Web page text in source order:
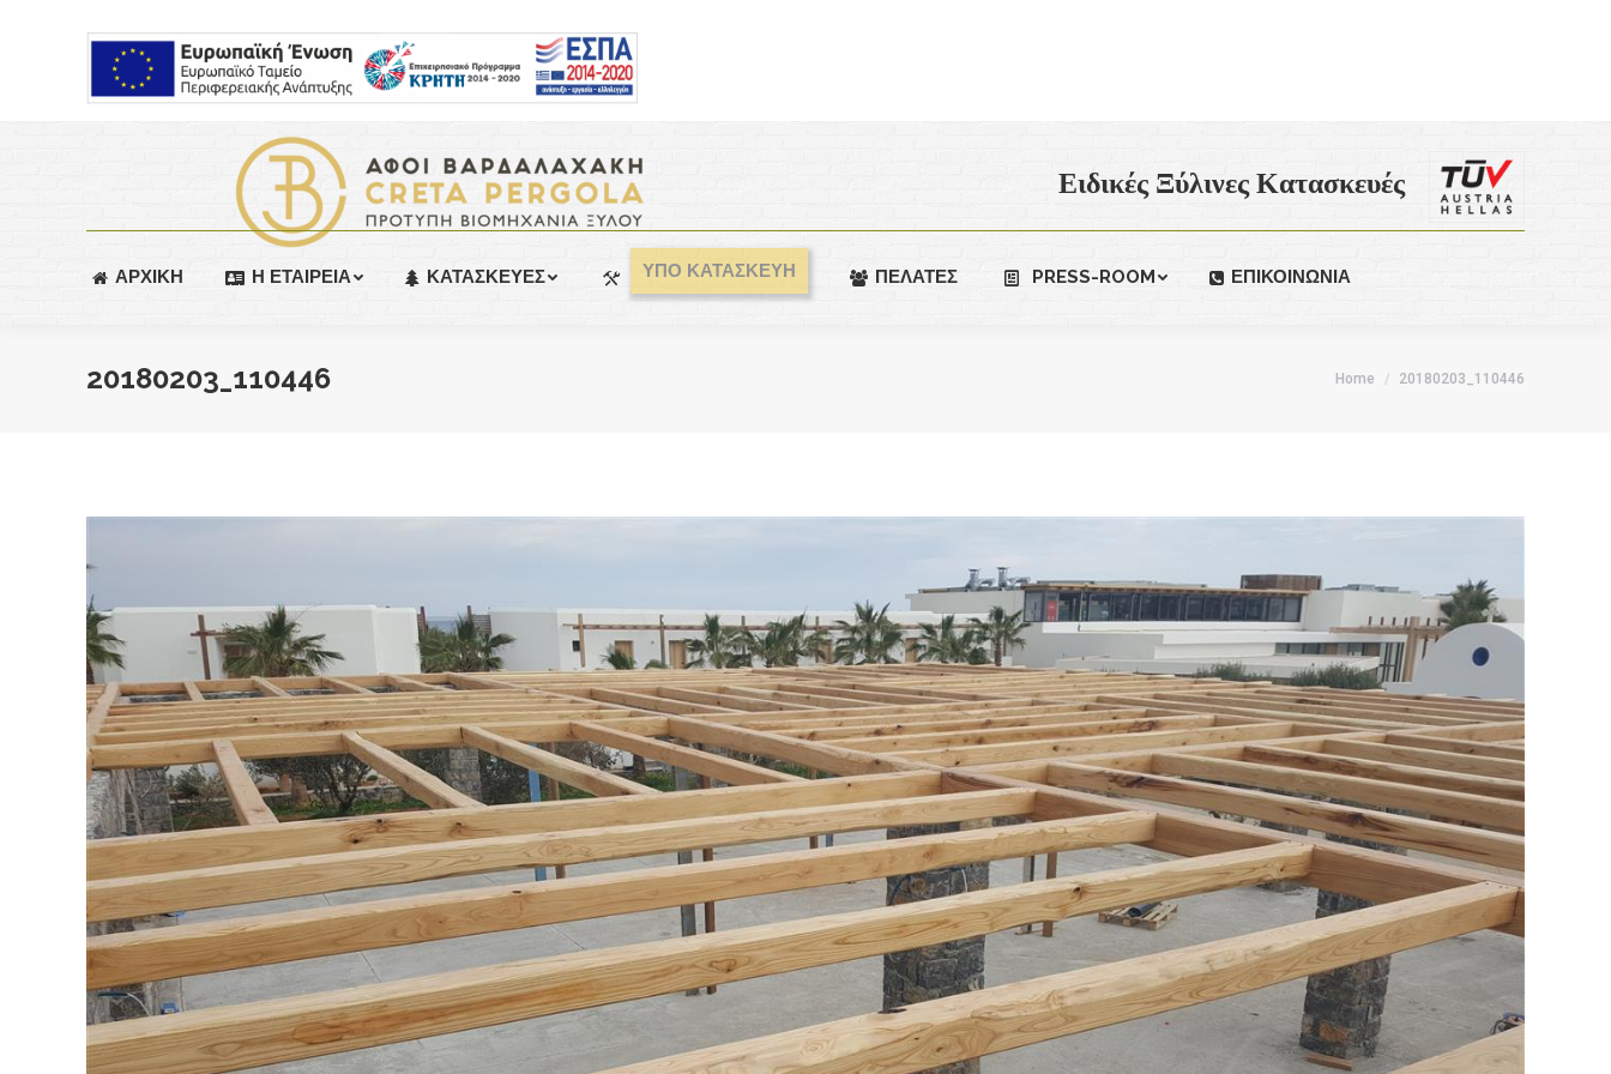
Ειδικές Ξύλινες Κατασκευές
ΑΡΧΙΚΗ Η ΕΤΑΙΡΕΙΑ ΚΑΤΑΣΚΕΥΕΣ ΥΠΟ ΚΑΤΑΣΚΕΥΗ ΠΕΛΑΤΕΣ PRESS-ROOM ΕΠΙΚΟΙΝΩΝΙΑ
20180203_110446 Home 20180203_110446